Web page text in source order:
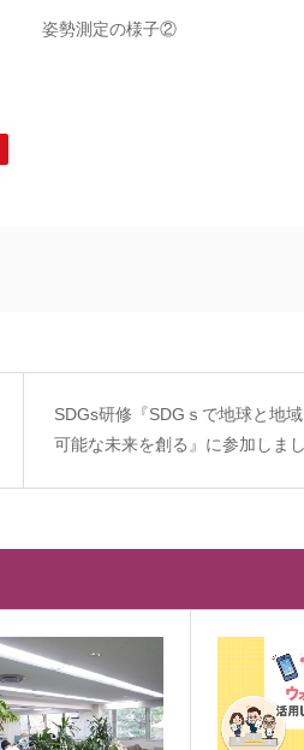
姿勢測定の様子②
SDGs研修『SDGｓで地球と地
可能な未来を創る』に参加しま